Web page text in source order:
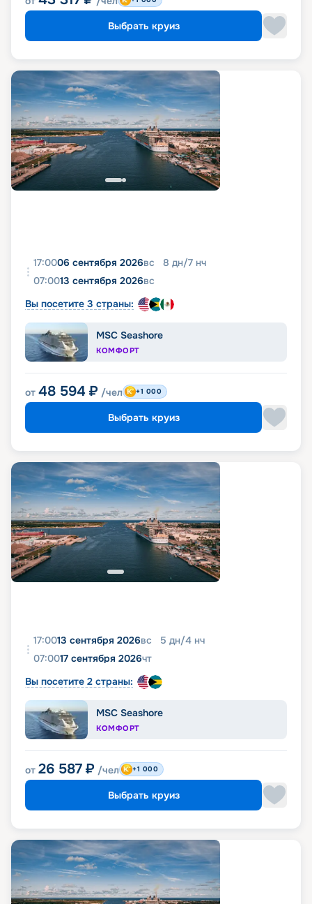
Выбрать круиз
17:0006 сентября 2026вс 8 дн/7 нч
07:0013 сентября 2026вс
Вы посетите 3 страны:
MSC Seashore
КОМФОРТ
от 48 594 ₽ /чел +1 000
Выбрать круиз
17:0013 сентября 2026вс 5 дн/4 нч
07:0017 сентября 2026чт
Вы посетите 2 страны:
MSC Seashore
КОМФОРТ
от 26 587 ₽ /чел +1 000
Выбрать круиз